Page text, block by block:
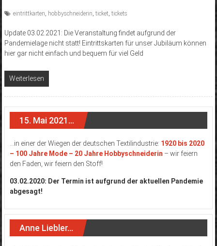
eintrittkarten hobbyschneiderin ticket tickets
Update 03.02.2021: Die Veranstaltung findet aufgrund der
Pandemielage nicht statt! Eintrittskarten für unser Jubiläum können
hier gar nicht einfach und bequem für viel Geld
Weiterlesen
15. Mai 2021…
…in einer der Wiegen der deutschen Textilindustrie: 1920 bis 2020
– 100 Jahre Mode – 20 Jahre Hobbyschneiderin – wir feiern
den Faden, wir feiern den Stoff!
03.02.2020: Der Termin ist aufgrund der aktuellen Pandemie
abgesagt!
Anne Liebler…